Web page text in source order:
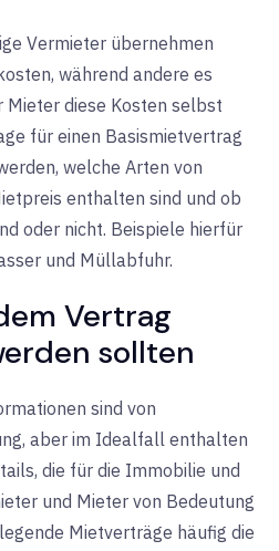
Vermieter übernehmen
während andere es
Mieter diese Kosten selbst
für einen Basismietvertrag
welche Arten von
enthalten sind und ob
oder nicht. Beispiele hierfür
und Müllabfuhr.
Vertrag
sollten
sind von
aber im Idealfall enthalten
die für die Immobilie und
und Mieter von Bedeutung
Mietverträge häufig die